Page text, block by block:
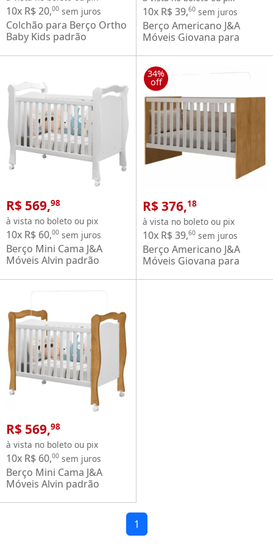
10x R$ 20,00 sem juros
Colchão para Berço Ortho
Baby Kids padrão
com forro em PVC
70 cm Branco
10x R$ 39,60 sem juros
Berço Americano J&A
Móveis Giovana para
R$ 569,98
à vista no boleto ou pix
10x R$ 60,00 sem juros
Berço Mini Cama J&A
Móveis Alvin padrão
Branco
34%
off
R$ 376,18
à vista no boleto ou pix
10x R$ 39,60 sem juros
Berço Americano J&A
Móveis Giovana para
Branco
R$ 569,98
à vista no boleto ou pix
10x R$ 60,00 sem juros
Berço Mini Cama J&A
Móveis Alvin padrão
Nature Branco
1